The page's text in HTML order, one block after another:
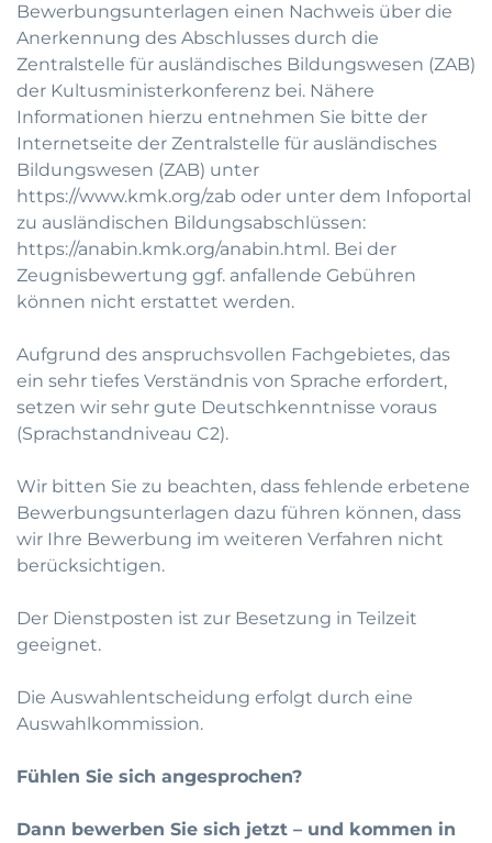
Bewerbungsunterlagen einen Nachweis über die
Anerkennung des Abschlusses durch die
Zentralstelle für ausländisches Bildungswesen (ZAB)
der Kultusministerkonferenz bei. Nähere
Informationen hierzu entnehmen Sie bitte der
Internetseite der Zentralstelle für ausländisches
Bildungswesen (ZAB) unter
https://www.kmk.org/zab oder unter dem Infoportal
zu ausländischen Bildungsabschlüssen:
https://anabin.kmk.org/anabin.html. Bei der
Zeugnisbewertung ggf. anfallende Gebühren
können nicht erstattet werden.
Aufgrund des anspruchsvollen Fachgebietes, das
ein sehr tiefes Verständnis von Sprache erfordert,
setzen wir sehr gute Deutschkenntnisse voraus
(Sprachstandniveau C2).
Wir bitten Sie zu beachten, dass fehlende erbetene
Bewerbungsunterlagen dazu führen können, dass
wir Ihre Bewerbung im weiteren Verfahren nicht
berücksichtigen.
Der Dienstposten ist zur Besetzung in Teilzeit
geeignet.
Die Auswahlentscheidung erfolgt durch eine
Auswahlkommission.
Fühlen Sie sich angesprochen?
Dann bewerben Sie sich jetzt – und kommen in